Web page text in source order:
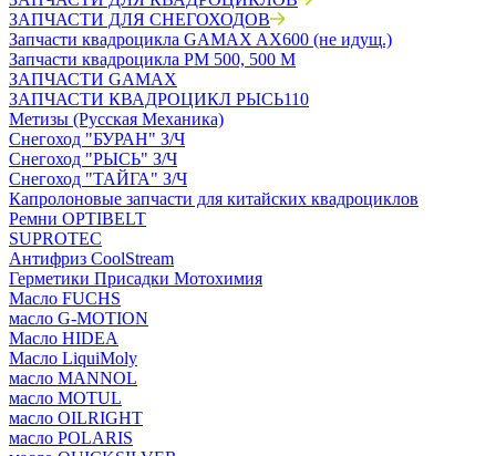
ЗАПЧАСТИ ДЛЯ СНЕГОХОДОВ
Запчасти квадроцикла GAMAX AX600 (не идущ.)
Запчасти квадроцикла РМ 500, 500 М
ЗАПЧАСТИ GAMAX
ЗАПЧАСТИ КВАДРОЦИКЛ РЫСЬ110
Метизы (Русская Механика)
Снегоход "БУРАН" З/Ч
Снегоход "РЫСЬ" З/Ч
Снегоход "ТАЙГА" З/Ч
Капролоновые запчасти для китайских квадроциклов
Ремни OPTIBELT
SUPROTEC
Антифриз CoolStream
Герметики Присадки Мотохимия
Масло FUCHS
масло G-MOTION
Масло HIDEA
Масло LiquiMoly
масло MANNOL
масло MOTUL
масло OILRIGHT
масло POLARIS